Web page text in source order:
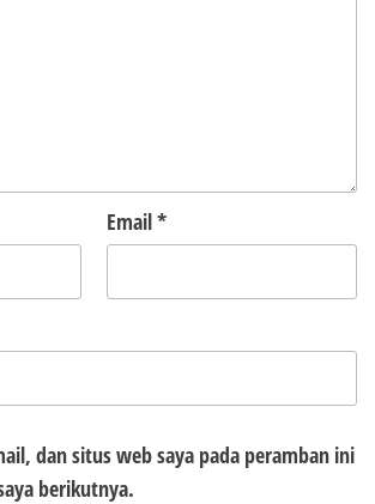
Email*
dan situs web saya pada peramban ini
berikutnya.